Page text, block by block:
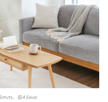
ｍ、右45mm